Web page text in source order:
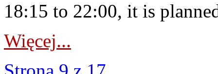
18:15 to 22:00, it is
Więcej...